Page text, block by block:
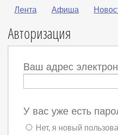
Лента Афиша
Авторизация
Ваш адрес
У вас уже есть
Нет, я новый